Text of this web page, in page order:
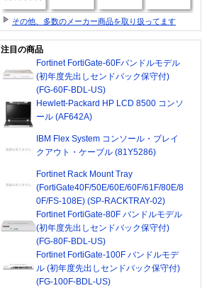
その他、多数のメーカー商品を取り扱ってます
注目の商品
Fortinet FortiGate-60Fバンドルモデル
(初年度先出しセンドバック保守付)
(FG-60F-BDL-US)
Hewlett-Packard HP LCD 8500 コンソ
ール (AF642A)
IBM Flex System コンソール・ブレイ
クアウト・ケーブル (81Y5286)
Fortinet Rack Mount Tray
(FortiGate40F/50E/60E/60F/61F/80E/8
0F/FS-108E) (SP-RACKTRAY-02)
Fortinet FortiGate-80F バンドルモデル
(初年度先出しセンドバック保守付)
(FG-80F-BDL-US)
Fortinet FortiGate-100F バンドルモデ
ル (初年度先出しセンドバック保守付)
(FG-100F-BDL-US)